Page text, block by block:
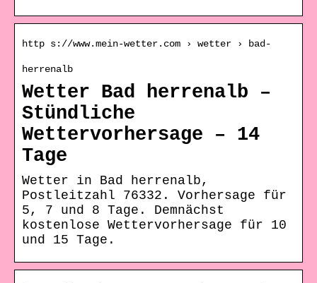
http s://www.mein-wetter.com › wetter › bad-
herrenalb
Wetter Bad herrenalb –
Stündliche
Wettervorhersage – 14
Tage
Wetter in Bad herrenalb,
Postleitzahl 76332. Vorhersage für
5, 7 und 8 Tage. Demnächst
kostenlose Wettervorhersage für 10
und 15 Tage.